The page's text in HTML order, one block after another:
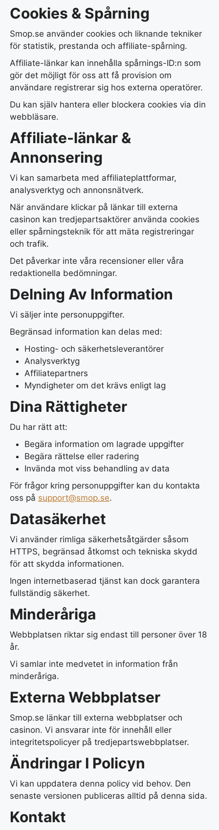
Cookies & Spårning
Smop.se använder cookies och liknande tekniker
för statistik, prestanda och affiliate-spårning.
Affiliate-länkar kan innehålla spårnings-ID:n som
gör det möjligt för oss att få provision om
användare registrerar sig hos externa operatörer.
Du kan själv hantera eller blockera cookies via din
webbläsare.
Affiliate-länkar &
Annonsering
Vi kan samarbeta med affiliateplattformar,
analysverktyg och annonsnätverk.
När användare klickar på länkar till externa
casinon kan tredjepartsaktörer använda cookies
eller spårningsteknik för att mäta registreringar
och trafik.
Det påverkar inte våra recensioner eller våra
redaktionella bedömningar.
Delning Av Information
Vi säljer inte personuppgifter.
Begränsad information kan delas med:
Hosting- och säkerhetsleverantörer
Analysverktyg
Affiliatepartners
Myndigheter om det krävs enligt lag
Dina Rättigheter
Du har rätt att:
Begära information om lagrade uppgifter
Begära rättelse eller radering
Invända mot viss behandling av data
För frågor kring personuppgifter kan du kontakta
oss på support@smop.se.
Datasäkerhet
Vi använder rimliga säkerhetsåtgärder såsom
HTTPS, begränsad åtkomst och tekniska skydd
för att skydda informationen.
Ingen internetbaserad tjänst kan dock garantera
fullständig säkerhet.
Minderåriga
Webbplatsen riktar sig endast till personer över 18
år.
Vi samlar inte medvetet in information från
minderåriga.
Externa Webbplatser
Smop.se länkar till externa webbplatser och
casinon. Vi ansvarar inte för innehåll eller
integritetspolicyer på tredjepartswebbplatser.
Ändringar I Policyn
Vi kan uppdatera denna policy vid behov. Den
senaste versionen publiceras alltid på denna sida.
Kontakt